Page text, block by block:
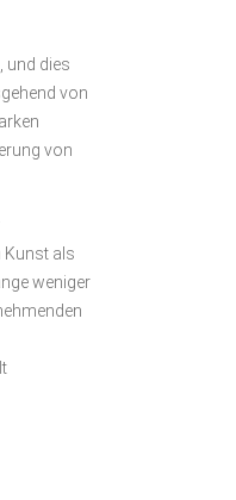
und dies
von
von
Kunst als
weniger